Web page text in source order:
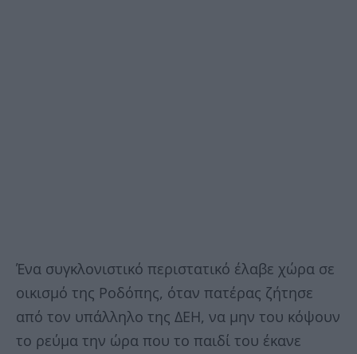
Ένα συγκλονιστικό περιστατικό έλαβε χώρα σε
οικισμό της Ροδόπης, όταν πατέρας ζήτησε
από τον υπάλληλο της ΔΕΗ, να μην του κόψουν
το ρεύμα την ώρα που το παιδί του έκανε